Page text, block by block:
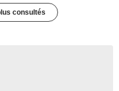
consultés